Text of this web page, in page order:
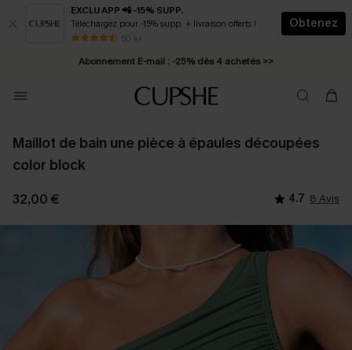
EXCLU APP 📲 -15% SUPP.
Téléchargez pour -15% supp. + livraison offerts !
50 k+
Obtenez
* Livraison éclair 2-3 jours ouvrés >>
Abonnement E-mail : -25% dès 4 achetés >>
Maillot de bain une pièce à épaules découpées
color block
32,00 € 4.7 8 Avis